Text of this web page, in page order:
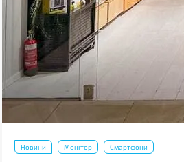
Новини Монітор Смартфони